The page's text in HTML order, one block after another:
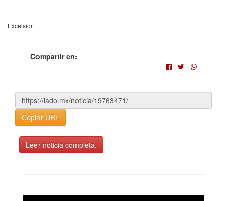
Excelsior
Compartir en:
Copiar URL
Leer noticia completa.